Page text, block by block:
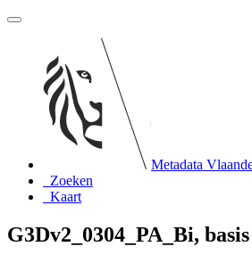
Metadata
Zoeken
Kaart
G3Dv2_0304_PA_Bi,